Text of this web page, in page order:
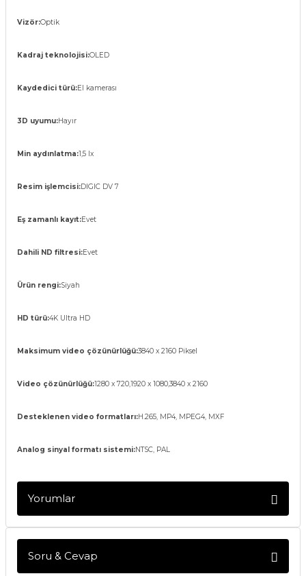
Vizör:Optik
Kadraj teknolojisi:OLED
Kaydedici türü:El kamerası
3D uyumu:Hayır
Min aydınlatma:1,5 lx
Resim işlemcisi:DIGIC DV 7
Eş zamanlı kayıt:Evet
Dahili ND filtresi:Evet
Ürün rengi:Siyah
HD türü:4K Ultra HD
Maksimum video çözünürlüğü:3840 x 2160 Piksel
Video çözünürlüğü:1280 x 720,1920 x 1080,3840 x 2160
Desteklenen video formatları:H.265, MP4, MPEG4, MXF
Analog sinyal formatı sistemi:NTSC, PAL
Yorumlar
Bu ürüne ilk yorumu siz yapın!
Soru & Cevap